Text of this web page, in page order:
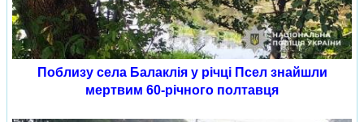
Поблизу села Балаклія у річці Псел знайшли
мертвим 60-річного полтавця